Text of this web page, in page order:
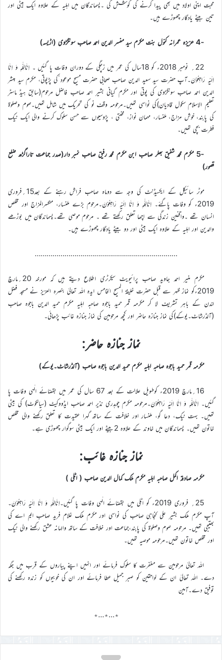
محبت اپنی اولاد میں بھی پیدا کرنے کی کوشش کی ۔پسماندگان میں اہلیہ کے علاوہ ایک بیٹی اور
تین بیٹے یادگار چھوڑے ہیں۔
-4 عزیزہ عمرانہ کنول بنت مکرم سید مفسر الدین احمد صاحب سونگڑوی (اڑیسہ)
22؍ نومبر 2018ء کو 18سال کی عمر میں زچگی کے دوران وفات پا گئیں ۔ اِنَّالِلّٰہِ وَ اِنَّا
اِلَیْہِ رَاجِعُوْنَ۔آپ حضرت سید سعید الدین صاحب صحابی حضرت مسیح موعود ؑکی پڑپوتی، مکرم سید مبشر
الدین احمد صاحب سونگڑوی کی پوتی اور مکرم گیانی بشیر احمد صاحب فاضل مرحوم(سابق ہیڈ ماسٹر
تعلیم الاسلام سکول قادیان)کی نواسی تھیں۔مرحومہ وقف نو کی تحریک میں شامل تھیں۔صوم وصلوۃ
کی پابند، خوش مزاج، ملنسار، مہمان نواز، محنتی ، پڑوسیوں سے حسن سلوک کرنے والی ایک نیک
فطرت بچی تھیں۔
-5 مکرم محمد شفیق بھلر صاحب ابن مکرم محمد رفیق صاحب نمبر دار(صدر جماعت تاراگڑھ ضلع
قصور)
موٹر سائیکل کے ایکسیڈنٹ کی وجہ سے دوماہ صاحب فراش رہنے کے بعد15؍فروری
2019ء کو وفات پاگئے۔ اِنَّالِلّٰہِ وَ اِنَّا اِلَیْہِ رَاجِعُوْنَ۔مرحوم بڑے ملنسار، منکسرالمزاج اور مخلص
انسان تھے ۔واقفین زندگی سے اچھا تعلق رکھتے تھے ۔ مرحوم موصی تھے۔پسماندگان میں بوڑھے
والدین اور اہلیہ کے علاوہ ایک بیٹی اور دو بیٹے یادگار چھوڑے ہیں۔
………………………………………………………………
مکرم منیر احمد جاوید صاحب پرائیویٹ سیکرٹری اطلاع دیتے ہیں کہ مورخہ 20؍مارچ
2019ءکو نماز ظہر سے قبل حضرت خلیفۃ المسیح الخامس ایدہ اللہ تعالیٰ بنصرہ العزیز نے مسجد فضل
لندن کے باہر تشریف لا کر مکرمہ قمر حمید باجوہ صاحبہ اہلیہ مکرم حمید الدین باجوہ صاحب
(آلڈرشاٹ۔یوکے)کی نماز جنازہ حاضر اور کچھ مرحومین کی نماز جنازہ غائب پڑھائی۔
نماز جنازہ حاضر:
مکرمہ قمر حمید باجوہ صاحبہ اہلیہ مکرم حمید الدین باجوہ صاحب (آلڈرشاٹ۔یوکے)
16؍مارچ 2019ء کوطویل علالت کے بعد 67 سال کی عمر میں بقضائے الٰہی وفات پا
گئیں۔ اِنَّالِلّٰہِ وَ اِنَّا اِلَیْہِ رَاجِعُوْنَ۔مرحومہ مکرم چوہدری نذیر احمد صاحب ایڈووکیٹ (سیالکوٹ) کی بیٹی
تھیں۔ بہت نیک، دعا گو، ملنسار اور خلافت کے ساتھ گہرا عقیدت کا تعلق رکھنے والی مخلص
خاتون تھیں۔ پسماندگان میں خاوند کے علاوہ 2بیٹے اور ایک بیٹی سوگوار چھوڑی ہے۔
نماز جنازہ غائب:
مکرمہ صادقہ اکمل صاحبہ اہلیہ مکرم ملک کمال الدین صاحب ( اٹلی )
25؍ فروری 2019ء کو اٹلی میں بقضائے الٰہی وفات پا گئیں۔اِنَّالِلّٰہِ وَ اِنَّا اِلَیْہِ رَاجِعُوْنَ۔
آپ مکرم ملک بشیر علی کنجاہی صاحب کی نواسی اور مکرم ملک غلام فرید صاحب ایم اے کی
بھتیجی تھیں۔ مرحومہ صوم وصلوۃ کی پابند،جماعت اور خلافت کے ساتھ والہانہ عشق رکھنے والی نیک
اور مخلص خاتون تھیں۔مرحومہ موصیہ تھیں۔
اللہ تعالیٰ مرحومین سے مغفرت کا سلوک فرمائے اور انہیں اپنے پیاروں کے قرب میں جگہ
دے۔ اللہ تعالیٰ ان کے لواحقین کو صبر جمیل عطا فرمائے اور ان کی خوبیوں کو زندہ رکھنے کی
توفیق دے۔آمین
٭…٭…٭